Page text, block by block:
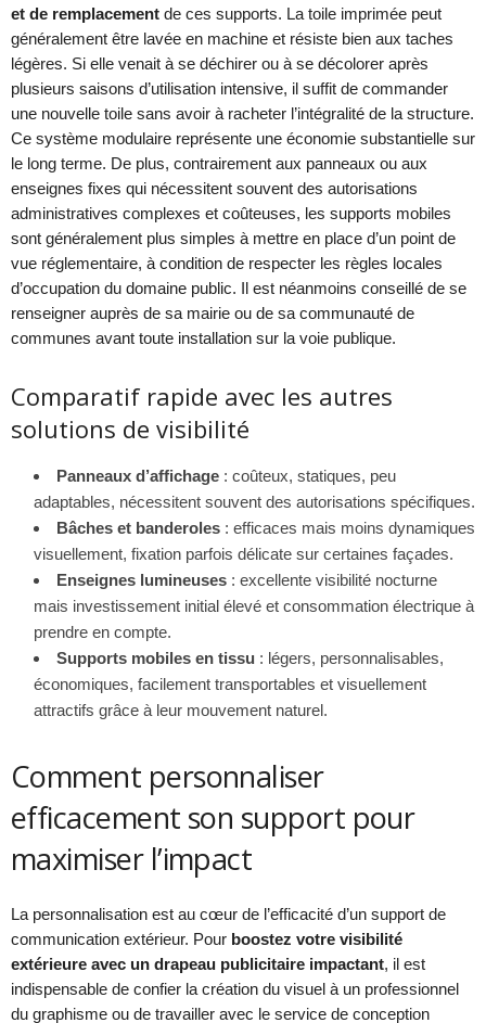
et de remplacement de ces supports. La toile imprimée peut
généralement être lavée en machine et résiste bien aux taches
légères. Si elle venait à se déchirer ou à se décolorer après
plusieurs saisons d’utilisation intensive, il suffit de commander
une nouvelle toile sans avoir à racheter l’intégralité de la structure.
Ce système modulaire représente une économie substantielle sur
le long terme. De plus, contrairement aux panneaux ou aux
enseignes fixes qui nécessitent souvent des autorisations
administratives complexes et coûteuses, les supports mobiles
sont généralement plus simples à mettre en place d’un point de
vue réglementaire, à condition de respecter les règles locales
d’occupation du domaine public. Il est néanmoins conseillé de se
renseigner auprès de sa mairie ou de sa communauté de
communes avant toute installation sur la voie publique.
Comparatif rapide avec les autres
solutions de visibilité
Panneaux d’affichage : coûteux, statiques, peu
adaptables, nécessitent souvent des autorisations spécifiques.
Bâches et banderoles : efficaces mais moins dynamiques
visuellement, fixation parfois délicate sur certaines façades.
Enseignes lumineuses : excellente visibilité nocturne
mais investissement initial élevé et consommation électrique à
prendre en compte.
Supports mobiles en tissu : légers, personnalisables,
économiques, facilement transportables et visuellement
attractifs grâce à leur mouvement naturel.
Comment personnaliser
efficacement son support pour
maximiser l’impact
La personnalisation est au cœur de l’efficacité d’un support de
communication extérieur. Pour boostez votre visibilité
extérieure avec un drapeau publicitaire impactant, il est
indispensable de confier la création du visuel à un professionnel
du graphisme ou de travailler avec le service de conception